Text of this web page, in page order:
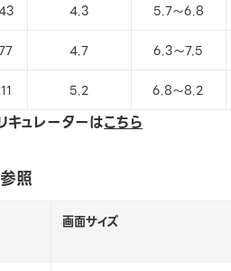
4.3 5.7～6.8
4.7 6.3～7.5
5.2 6.8～8.2
ュレーターはこちら
照
画面サイズ